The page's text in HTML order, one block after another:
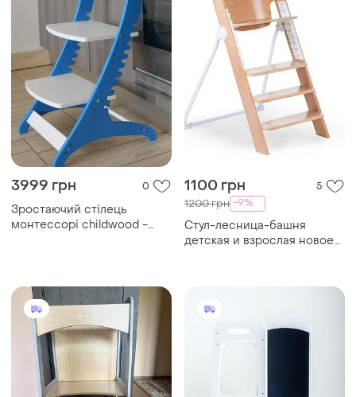
3999 грн 0
Зростаючий стілець
монтессорі childwood -
1100 грн 5
1200 грн -9%
Стул-лесница-башня
детская и взрослая новое